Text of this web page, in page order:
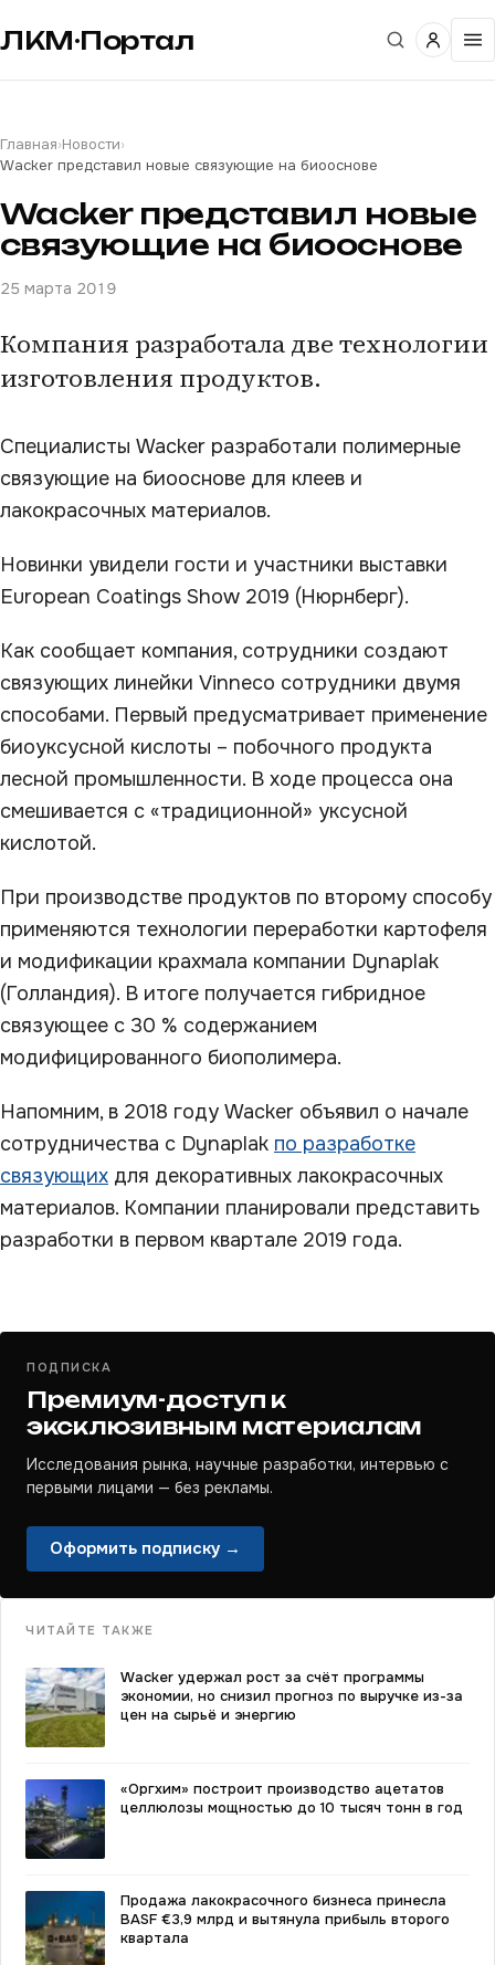
ЛКМ·Портал
Главная›Новости›
Wacker представил новые связующие на биооснове
Wacker представил новые
связующие на биооснове
25 марта 2019
Компания разработала две технологии
изготовления продуктов.
Специалисты Wacker разработали полимерные
связующие на биооснове для клеев и
лакокрасочных материалов.
Новинки увидели гости и участники выставки
European Coatings Show 2019 (Нюрнберг).
Как сообщает компания, сотрудники создают
связующих линейки Vinneco сотрудники двумя
способами. Первый предусматривает применение
биоуксусной кислоты – побочного продукта
лесной промышленности. В ходе процесса она
смешивается с «традиционной» уксусной
кислотой.
При производстве продуктов по второму способу
применяются технологии переработки картофеля
и модификации крахмала компании Dynaplak
(Голландия). В итоге получается гибридное
связующее с 30 % содержанием
модифицированного биополимера.
Напомним, в 2018 году Wacker объявил о начале
сотрудничества с Dynaplak по разработке
связующих для декоративных лакокрасочных
материалов. Компании планировали представить
разработки в первом квартале 2019 года.
ПОДПИСКА
Премиум-доступ к
эксклюзивным материалам
Исследования рынка, научные разработки, интервью с
первыми лицами — без рекламы.
Оформить подписку →
ЧИТАЙТЕ ТАКЖЕ
Wacker удержал рост за счёт программы
экономии, но снизил прогноз по выручке из-за
цен на сырьё и энергию
«Оргхим» построит производство ацетатов
целлюлозы мощностью до 10 тысяч тонн в год
Продажа лакокрасочного бизнеса принесла
BASF €3,9 млрд и вытянула прибыль второго
квартала